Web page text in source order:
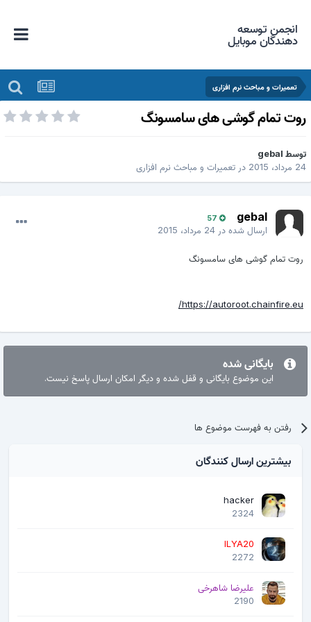
انجمن توسعه
دهندگان موبایل
تعمیرات و مباحث نرم افزاری
تمام گوشی های سامسونگ
gebal
2015
درتعمیرات و مباحث نرم افزاری
gebal
57
ارسال شده در24 مرداد، 2015
روت تمام گوشی های سامسونگ
https://autoroot.chainfire.eu/
بایگانی شده
این موضوع بایگانی و قفل شده و دیگر امکان ارسال پاسخ نیست.
رفتن به فهرست موضوع ها
بیشترین ارسال کنندگان
hacker
2324
ILYA20
2272
علیرضا شاهرخی
2190